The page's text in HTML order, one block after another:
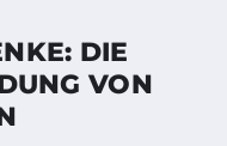
DIE
VON